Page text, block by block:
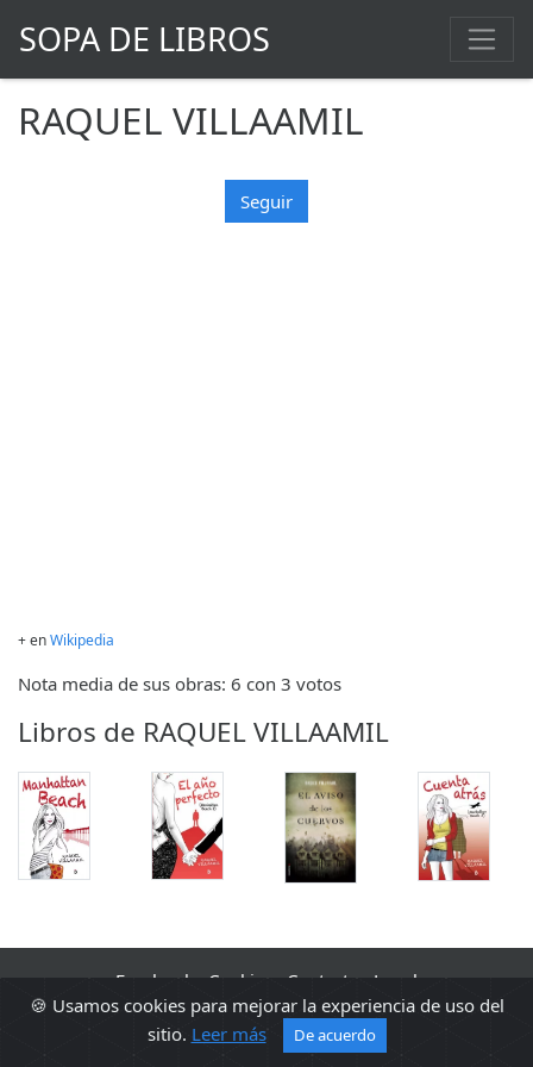
SOPA DE LIBROS
RAQUEL VILLAAMIL
Seguir
+ enWikipedia
Nota media de sus obras: 6 con 3 votos
Libros de RAQUEL VILLAAMIL
🍪 Usamos cookies para mejorar la experiencia de uso del
sitio. Leer más De acuerdo
Facebook Cookies Contacto
Legal
2010 - 2026 Sopa de libros s2 0.0140